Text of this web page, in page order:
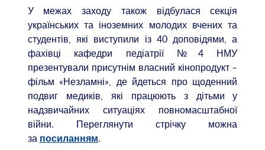
У межах заходу також відбулася секція
українських та іноземних молодих вчених та
студентів, які виступили із 40 доповідями, а
фахівці кафедри педіатрії №4 НМУ
презентували присутнім власний кінопродукт –
фільм «Незламні», де йдеться про щоденний
подвиг медиків, які працюють з дітьми у
надзвичайних ситуаціях повномасштабної
війни. Переглянути стрічку можна
за посиланням.